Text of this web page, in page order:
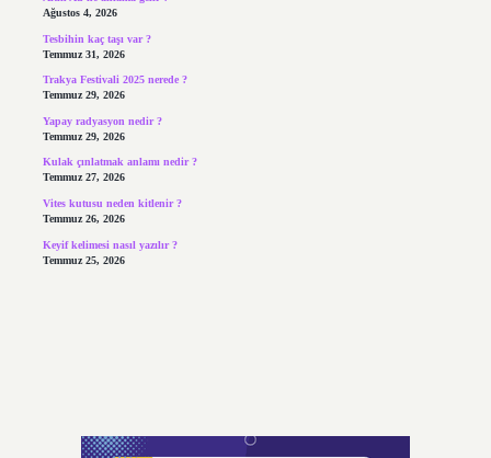
Ağustos 4, 2026
Tesbihin kaç taşı var ?
Temmuz 31, 2026
Trakya Festivali 2025 nerede ?
Temmuz 29, 2026
Yapay radyasyon nedir ?
Temmuz 29, 2026
Kulak çınlatmak anlamı nedir ?
Temmuz 27, 2026
Vites kutusu neden kitlenir ?
Temmuz 26, 2026
Keyif kelimesi nasıl yazılır ?
Temmuz 25, 2026